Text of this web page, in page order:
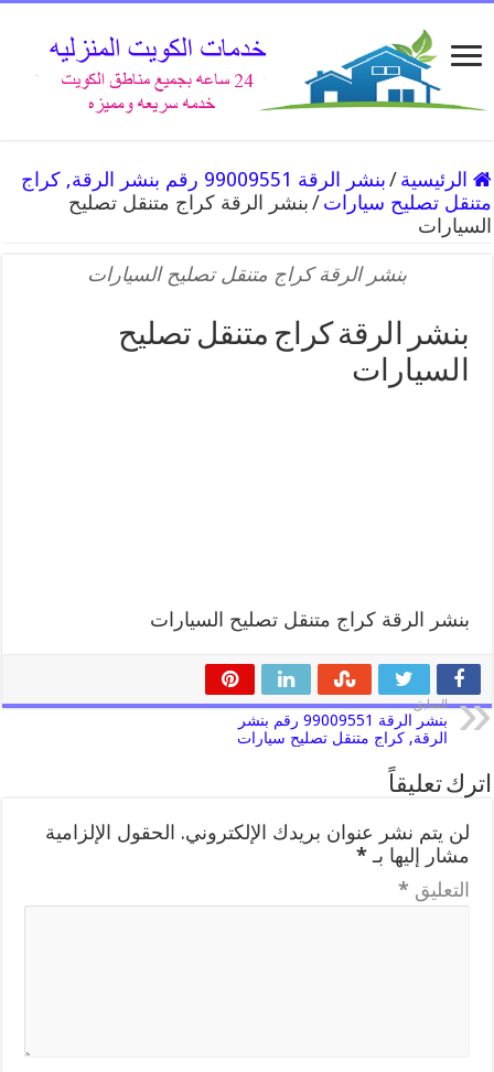
الرئيسية /
بنشر الرقة 99009551 رقم بنشر الرقة, كراج
متنقل تصليح سيارات /بنشر الرقة كراج متنقل تصليح
السيارات
بنشر الرقة كراج متنقل تصليح السيارات
بنشر الرقة كراج متنقل تصليح
السيارات
بنشر الرقة كراج متنقل تصليح السيارات
السابق
بنشر الرقة 99009551 رقم بنشر
الرقة, كراج متنقل تصليح سيارات
اترك تعليقاً
لن يتم نشر عنوان بريدك الإلكتروني. الحقول الإلزامية
مشار إليها بـ*
التعليق *